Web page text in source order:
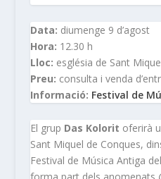
Data: diumenge 9 d’agost
Hora: 12.30 h
Lloc: església de Sant
Preu: consulta i venda
Informació: Festival de
El grup Das Kolorit oferirà
Sant Miquel de Conques,
Festival de Música Antiga